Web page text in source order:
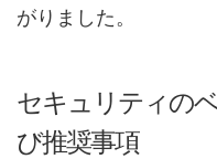
がりました。
セキュリティの
び推奨事項